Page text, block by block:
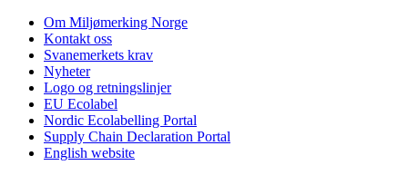
Om Miljømerking Norge
Kontakt oss
Svanemerkets krav
Nyheter
Logo og retningslinjer
EU Ecolabel
Nordic Ecolabelling Portal
Supply Chain Declaration Portal
English website